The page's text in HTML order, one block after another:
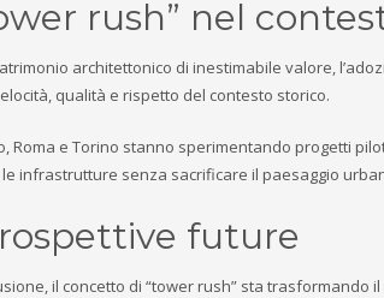
rush” nel
architettonico di inestimabile valore,
qualità e rispetto del contesto storico.
Roma e Torino stanno sperimentando progetti
infrastrutture senza sacrificare il paesaggio
future
il concetto di “tower rush” sta trasformando